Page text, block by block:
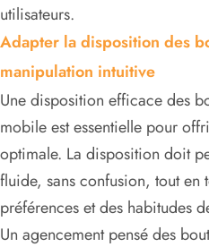
utilisateurs.
Adapter la disposition des
manipulation intuitive
Une disposition efficace des
mobile est essentielle pour
optimale. La disposition doit
fluide, sans confusion, tout en
préférences et des habitudes
Un agencement pensé des